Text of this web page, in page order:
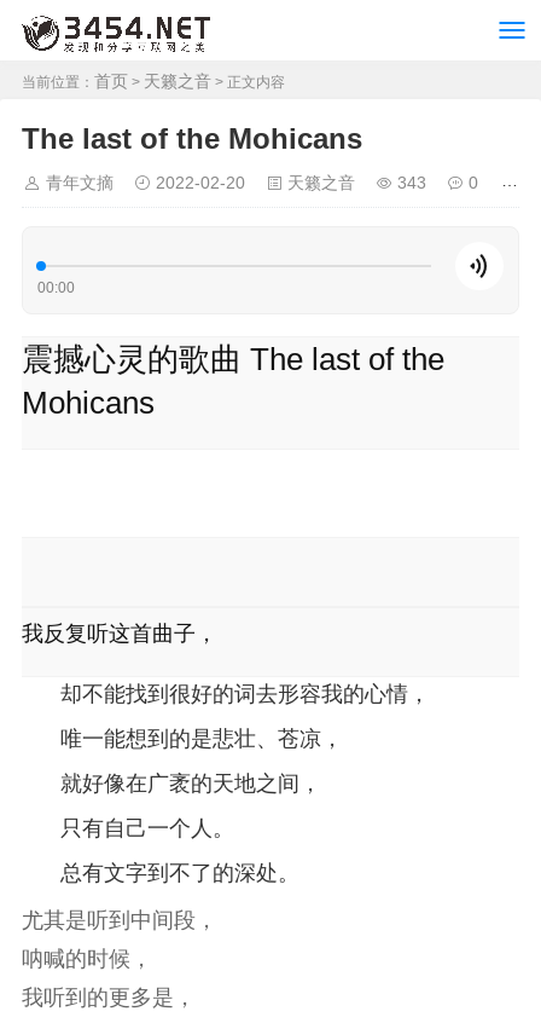
当前位置： 首页 > 天籁之音 > 正文内容
The last of the Mohicans
青年文摘 2022-02-20 天籁之音 343 0
00:00
震撼心灵的歌曲 The last of the
Mohicans
我反复听这首曲子，
却不能找到很好的词去形容我的心情，
唯一能想到的是悲壮、苍凉，
就好像在广袤的天地之间，
只有自己一个人。
总有文字到不了的深处。
尤其是听到中间段，
呐喊的时候，
我听到的更多是，